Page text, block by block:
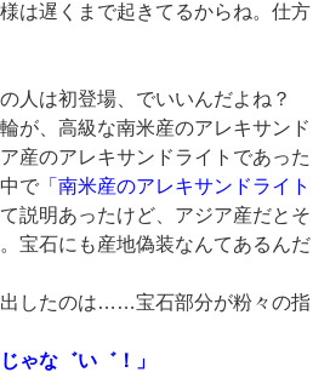
は遅くまで起きてるからね。仕方
人は初登場、でいいんだよね？
が、高級な南米産のアレキサンド
産のアレキサンドライトであった
で 「南米産のアレキサンドライト
説明あったけど、アジア産だとそ
宝石にも産地偽装なんてあるんだ
したのは……宝石部分が粉々の指
ゃな゛い゛！」